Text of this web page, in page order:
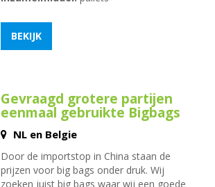
BEKIJK
Gevraagd grotere partijen
eenmaal gebruikte Bigbags
NL en Belgie
Door de importstop in China staan de
prijzen voor big bags onder druk. Wij
zoeken juist big bags waar wij een goede